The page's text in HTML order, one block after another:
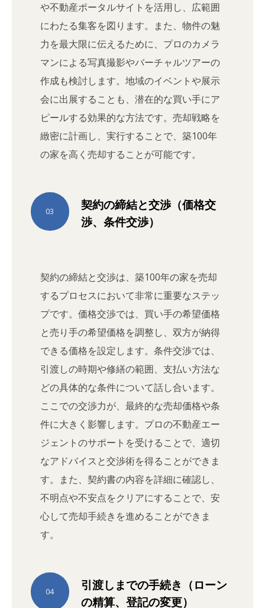
や不動産ポータルサイトを活用し、広範囲
にわたる集客を図ります。また、物件の魅
力を最大限に伝えるために、プロのカメラ
マンによる写真撮影やバーチャルツアーの
作成も検討します。地域のイベントや展示
会に出展することも、潜在的な買い手にア
ピールする効果的な方法です。売却戦略を
緻密に計画し、実行することで、築100年
の家を高く売却することが可能です。
契約の締結と交渉（価格交
渉、条件交渉）
03
契約の締結と交渉は、築100年の家を売却
するプロセスにおいて非常に重要なステッ
プです。価格交渉では、買い手の希望価格
と売り手の希望価格を調整し、双方が納得
できる価格を設定します。条件交渉では、
引渡しの時期や修繕の範囲、支払い方法な
どの具体的な条件について話し合います。
ここでの交渉力が、最終的な売却価格や条
件に大きく影響します。プロの不動産エー
ジェントのサポートを受けることで、適切
なアドバイスと交渉術を得ることができま
す。また、契約書の内容を詳細に確認し、
不明点や不安点をクリアにすることで、安
心して売却手続きを進めることができま
す。
引渡しまでの手続き（ローン
の精算、登記の変更）
04